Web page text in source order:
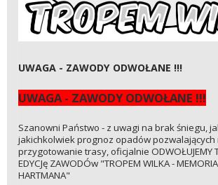
UWAGA - ZAWODY ODWOŁANE !!!
UWAGA - ZAWODY ODWOŁANE !!!
Szanowni Państwo - z uwagi na brak śniegu,
jakichkolwiek prognoz opadów pozwalających
przygotowanie trasy, oficjalnie ODWOŁUJEMY
EDYCJę ZAWODÓw "TROPEM WILKA -
HARTMANA"